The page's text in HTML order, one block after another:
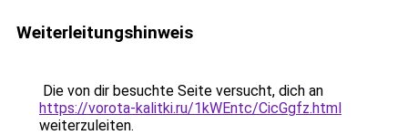
Weiterleitungshinweis
Die von dir besuchte Seite versucht, dich an
https://vorota-kalitki.ru/1kWEntc/CicGgfz.html
weiterzuleiten.